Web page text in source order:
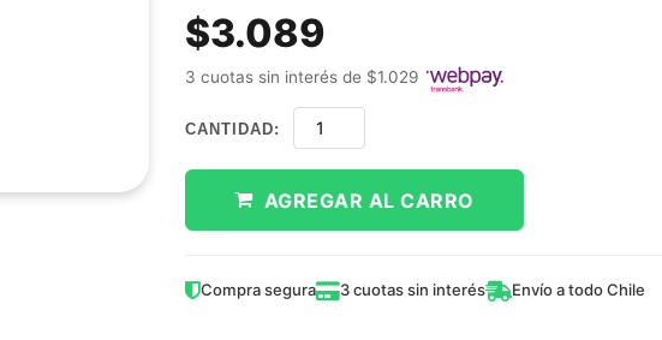
$3.089
3 cuotas sin interés de $1.029
CANTIDAD:
AGREGAR AL CARRO
Compra segura 3 cuotas sin interés Envío a todo Chile